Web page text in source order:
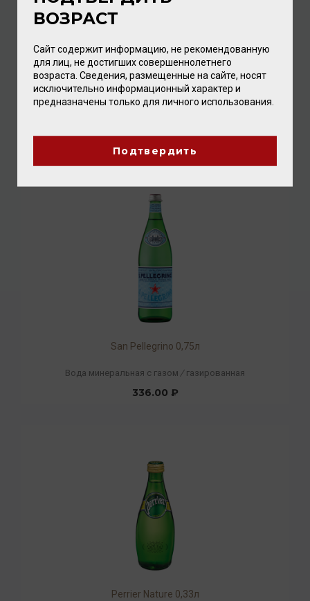
Perrier Nature 0,75л
San Pellegrino 0,75л
Вода минеральная с газом / газированная
336.00 ₽
Perrier Nature 0,33л
ВОЗРАСТ
Сайт содержит информацию, не рекомендованную
для лиц, не достигших совершеннолетнего
возраста. Сведения, размещенные на сайте, носят
исключительно информационный характер и
предназначены только для личного использования.
Подтвердить